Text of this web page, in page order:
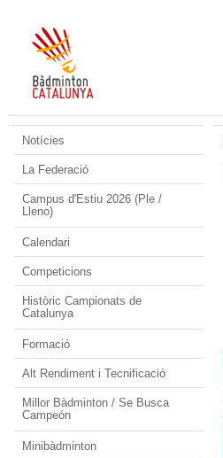
Notícies
La Federació
Campus d'Estiu 2026 (Ple /
Lleno)
Calendari
Competicions
Històric Campionats de
Catalunya
Formació
Alt Rendiment i Tecnificació
Millor Bàdminton / Se Busca
Campeón
Minibàdminton